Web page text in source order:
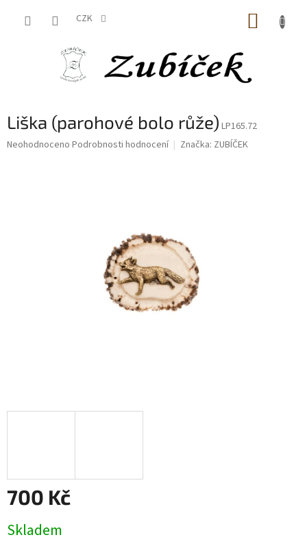
CZK
Liška (parohové bolo růže) LP165.72
Průměrné
Neohodnoceno Podrobnosti hodnocení Značka: ZUBÍČEK
700 Kč
cena:
Skladem